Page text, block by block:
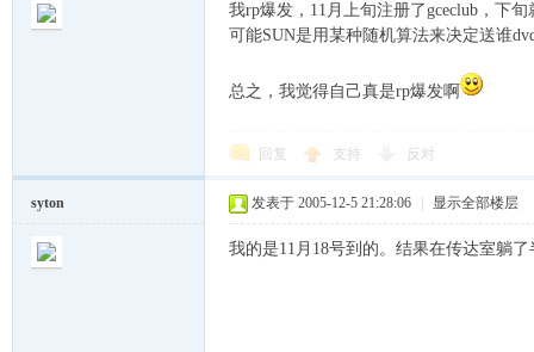
我rp爆发，11月上旬注册了gceclub，下
可能SUN是用某种随机算法来决定送谁
总之，我觉得自己真是rp爆发啊
回复 支持 反对
syton 发表于 2005-12-5 21:28:06 显示全部楼层
我的是11月18号到的。结果在传达室